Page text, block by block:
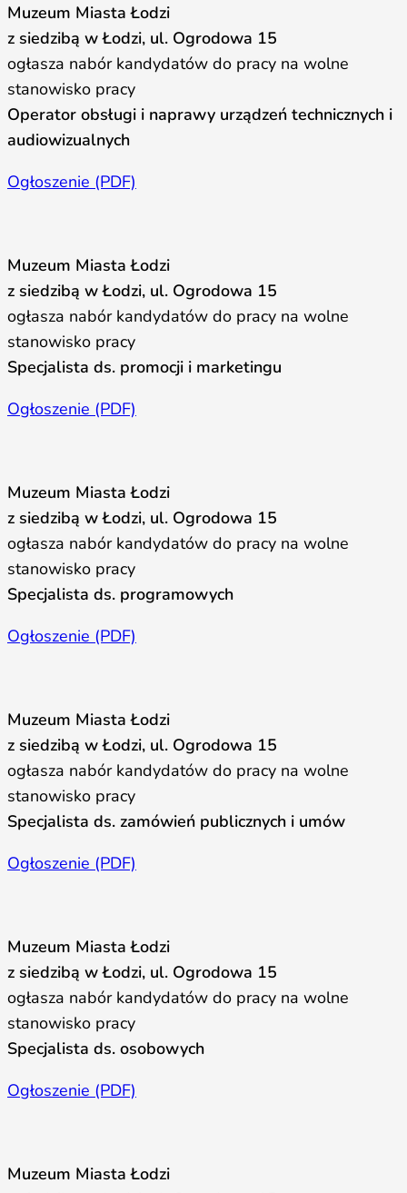
Muzeum Miasta Łodzi
z siedzibą w Łodzi, ul. Ogrodowa 15
ogłasza nabór kandydatów do pracy na wolne
stanowisko pracy
Operator obsługi i naprawy urządzeń technicznych i
audiowizualnych
Ogłoszenie (PDF)
Muzeum Miasta Łodzi
z siedzibą w Łodzi, ul. Ogrodowa 15
ogłasza nabór kandydatów do pracy na wolne
stanowisko pracy
Specjalista ds. promocji i marketingu
Ogłoszenie (PDF)
Muzeum Miasta Łodzi
z siedzibą w Łodzi, ul. Ogrodowa 15
ogłasza nabór kandydatów do pracy na wolne
stanowisko pracy
Specjalista ds. programowych
Ogłoszenie (PDF)
Muzeum Miasta Łodzi
z siedzibą w Łodzi, ul. Ogrodowa 15
ogłasza nabór kandydatów do pracy na wolne
stanowisko pracy
Specjalista ds. zamówień publicznych i umów
Ogłoszenie (PDF)
Muzeum Miasta Łodzi
z siedzibą w Łodzi, ul. Ogrodowa 15
ogłasza nabór kandydatów do pracy na wolne
stanowisko pracy
Specjalista ds. osobowych
Ogłoszenie (PDF)
Muzeum Miasta Łodzi